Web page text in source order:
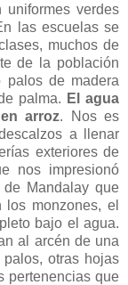
verdes
las escuelas se
muchos de
de la población
palos de madera
palma. El agua
arroz. Nos es
a llenar
exteriores de
nos impresionó
Mandalay que
monzones, el
bajo el agua.
al arcén de una
otras hojas
pertenencias que